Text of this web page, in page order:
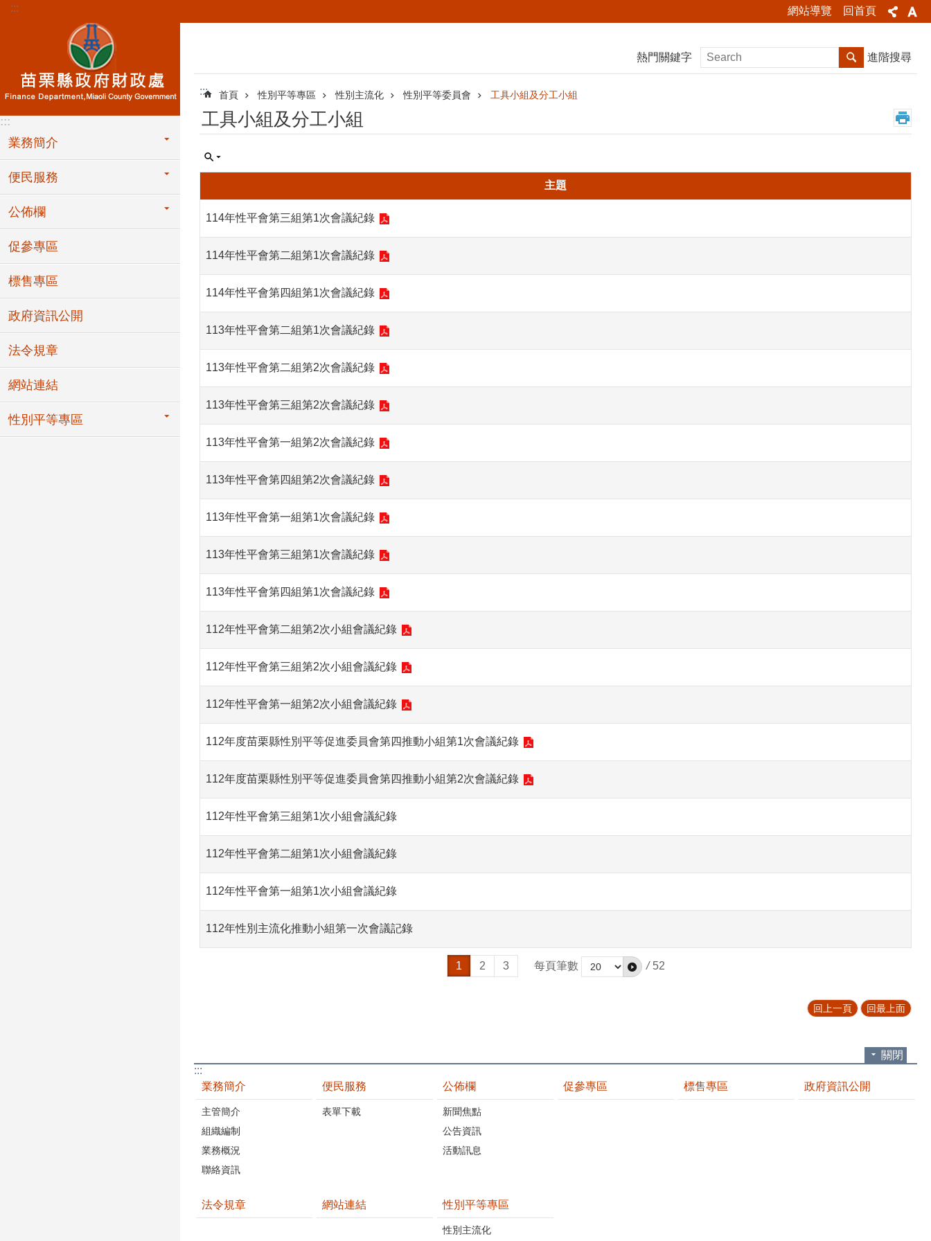
跳到主要內容區塊
::: 網站導覽 回首頁
:::
業務簡介
便民服務
公佈欄
促參專區
標售專區
政府資訊公開
法令規章
網站連結
性別平等專區
熱門關鍵字 進階搜尋
::: 首頁 性別平等專區 性別主流化 性別平等委員會 工具小組及分工小組
工具小組及分工小組
主題
114年性平會第三組第1次會議紀錄
114年性平會第二組第1次會議紀錄
114年性平會第四組第1次會議紀錄
113年性平會第二組第1次會議紀錄
113年性平會第二組第2次會議紀錄
113年性平會第三組第2次會議紀錄
113年性平會第一組第2次會議紀錄
113年性平會第四組第2次會議紀錄
113年性平會第一組第1次會議紀錄
113年性平會第三組第1次會議紀錄
113年性平會第四組第1次會議紀錄
112年性平會第二組第2次小組會議紀錄
112年性平會第三組第2次小組會議紀錄
112年性平會第一組第2次小組會議紀錄
112年度苗栗縣性別平等促進委員會第四推動小組第1次會議紀錄
112年度苗栗縣性別平等促進委員會第四推動小組第2次會議紀錄
112年性平會第三組第1次小組會議紀錄
112年性平會第二組第1次小組會議紀錄
112年性平會第一組第1次小組會議紀錄
112年性別主流化推動小組第一次會議記錄
1 2 3 每頁筆數 / 52
回上一頁 回最上面
關閉
:::
業務簡介
主管簡介
組織編制
業務概況
聯絡資訊
便民服務
表單下載
公佈欄
新聞焦點
公告資訊
活動訊息
促參專區 標售專區 政府資訊公開
法令規章 網站連結 性別平等專區
性別主流化